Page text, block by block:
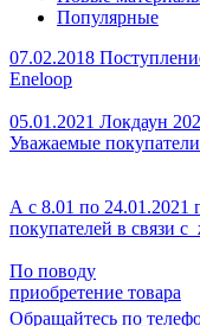
Новые материалы
07.02.2018
05.01.2021 Локдаун
А с 8.01 по 24.01.2021
По поводу
приобретение товара